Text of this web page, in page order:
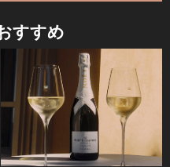
すすめ